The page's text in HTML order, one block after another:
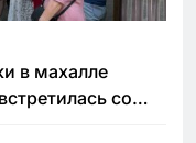
в махалле
со